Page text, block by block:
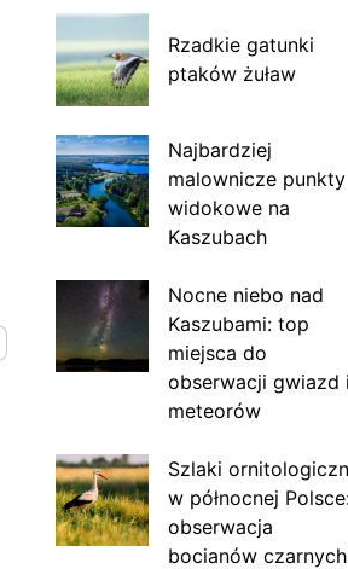
Rzadkie gatunki
ptaków żuław
Najbardziej
malownicze punkty
widokowe na
Kaszubach
Nocne niebo nad
Kaszubami: top
miejsca do
obserwacji gwiazd i
meteorów
Szlaki
w północnej
obserwacja
bocianów